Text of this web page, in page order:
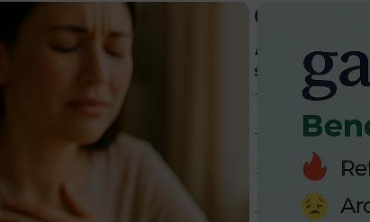
Galax –
Ardor
SKU:
NP010
– Es un
– No exceder su
– Leer las
– Si los síntomas